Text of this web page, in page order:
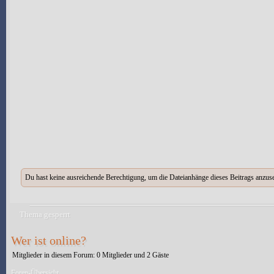
Du hast keine ausreichende Berechtigung, um die Dateianhänge dieses Beitrags
Thema gesperrt
Wer ist online?
Mitglieder in diesem Forum: 0 Mitglieder und 2 Gäste